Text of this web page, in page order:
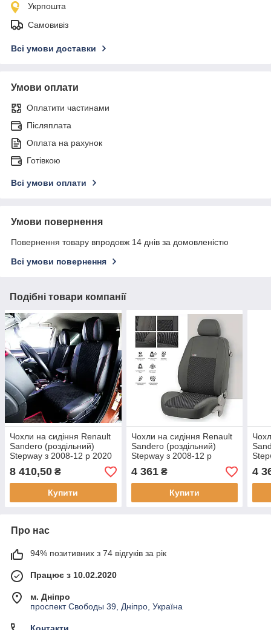
Укрпошта
Самовивіз
Всі умови доставки
Умови оплати
Оплатити частинами
Післяплата
Оплата на рахунок
Готівкою
Всі умови оплати
Умови повернення
Повернення товару впродовж 14 днів за домовленістю
Всі умови повернення
Подібні товари компанії
Чохли на сидіння Renault
Sandero (роздільний)
Stepway з 2008-12 р 2020
8 410,50 ₴
Купити
Чохли на сидіння Renault
Sandero (роздільний)
Stepway з 2008-12 р
4 361₴
Купити
4
Про нас
94% позитивних з 74 відгуків за рік
Працює з 10.02.2020
м. Дніпро
проспект Свободы 39, Дніпро, Україна